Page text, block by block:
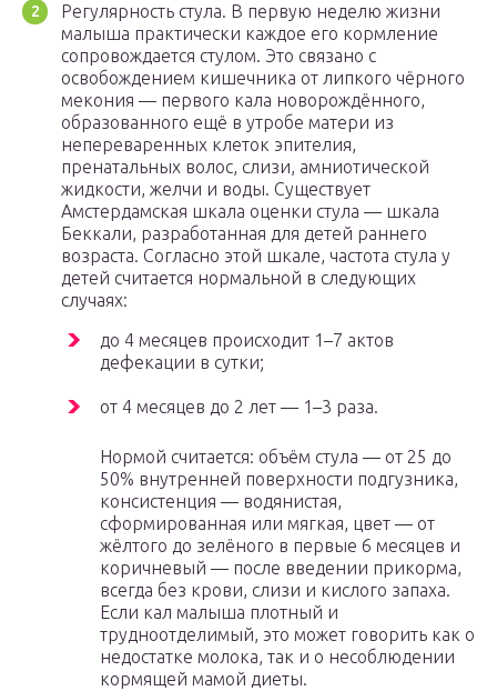
Регулярность стула. В первую неделю жизни
малыша практически каждое его кормление
сопровождается стулом. Это связано с
освобождением кишечника от липкого чёрного
мекония — первого кала новорождённого,
образованного ещё в утробе матери из
непереваренных клеток эпителия,
пренатальных волос, слизи, амниотической
жидкости, желчи и воды. Существует
Амстердамская шкала оценки стула — ​шкала
Беккали, разработанная для детей раннего
возраста. Согласно этой шкале, частота стула у
детей считается нормальной в следующих
случаях:
до 4 месяцев происходит 1–7 актов
дефекации в сутки;
от 4 месяцев до 2 лет — ​1–3 раза.
Нормой считается: объём стула — от 25 до
50% внутренней поверхности подгузника,
консистенция — водянистая,
сформированная или мягкая, цвет — от
жёлтого до зелёного в первые 6 месяцев и
коричневый — после введении прикорма,
всегда без крови, слизи и кислого запаха.
Если кал малыша плотный и
трудноотделимый, это может говорить как о
недостатке молока, так и о несоблюдении
кормящей мамой диеты.